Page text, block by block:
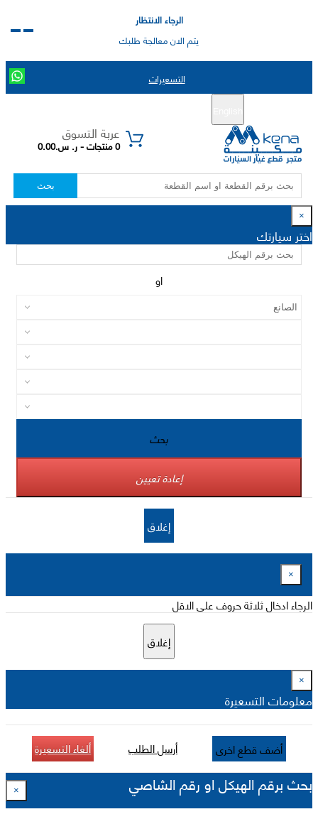
الرجاء الانتظار
يتم الان معالجة طلبك
التسعيرات
عربة التسوق
0 منتجات - ر. س.0.00
بحث
×
اختر سيارتك
او
بحث
إعادة تعيين
إغلاق
×
الرجاء ادخال ثلاثة حروف على الاقل
إغلاق
×
معلومات التسعيرة
أضف قطع اخرى أرسل الطلب ألغاء التسعيرة
بحث برقم الهيكل او رقم الشاصي ×